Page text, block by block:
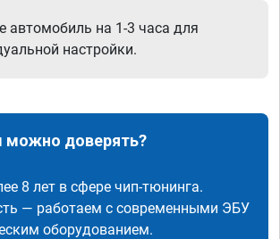
автомобиль на 1-3 часа для
настройки.
можно доверять?
8 лет в сфере чип-тюнинга.
— работаем с современными ЭБУ
оборудованием.